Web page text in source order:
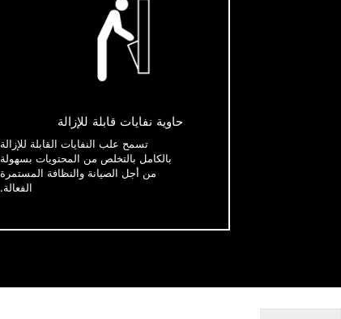
حاوية نفايات قابلة للإزالة
تسمح علب النفايات القابلة للإزالة
بالكامل بالتخلص من المحتويات بسهولة
من أجل الصيانة والنظافة المستمرة
الفعالة.